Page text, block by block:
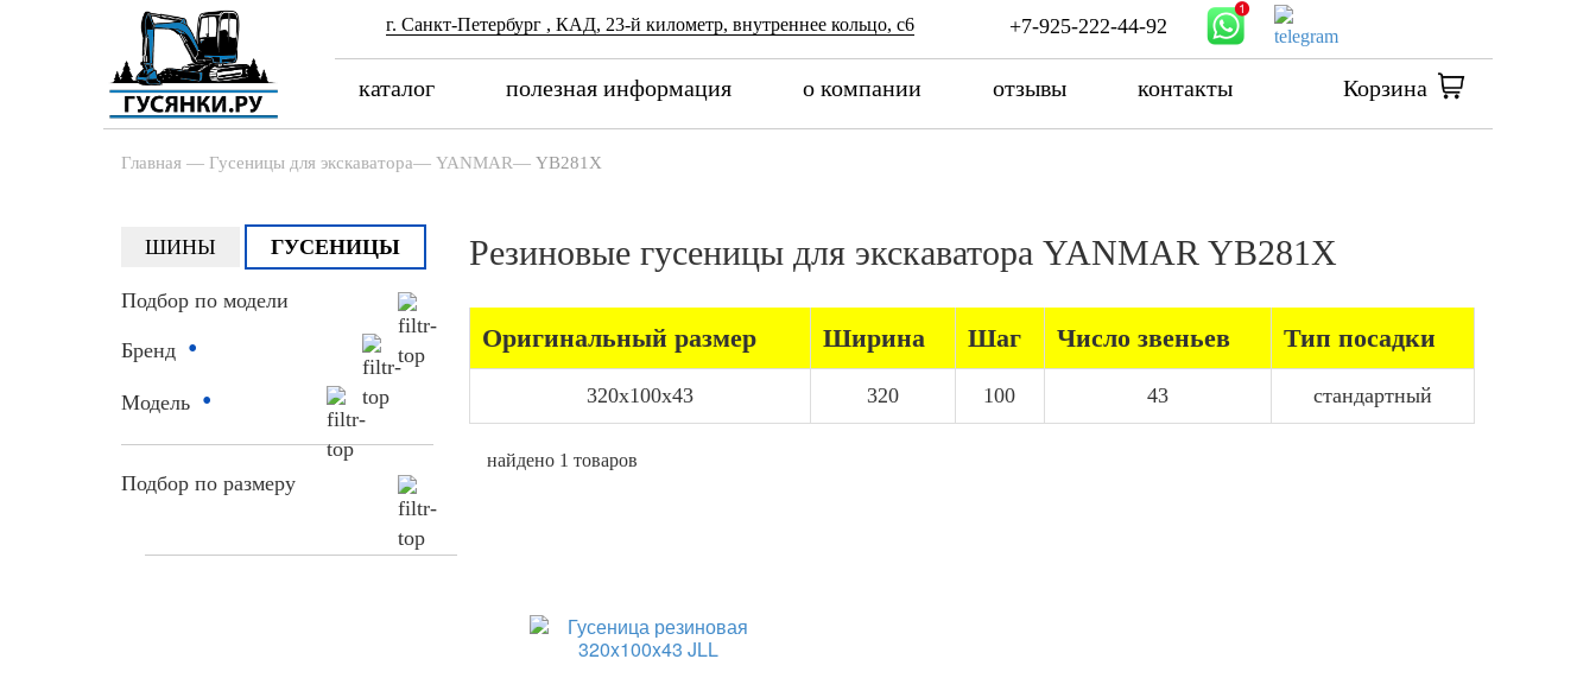
г. Санкт-Петербург , КАД, 23-й километр, внутреннее кольцо, с6 +7-925-222-44-92
каталог полезная информация о компании отзывы контакты Корзина
Главная — Гусеницы для экскаватора— YANMAR— YB281X
ШИНЫ ГУСЕНИЦЫ
Подбор по модели
Бренд •
Модель •
Подбор по размеру
Резиновые гусеницы для экскаватора YANMAR YB281X
Оригинальный размер Ширина Шаг Число звеньев Тип посадки
320x100x43 320 100 43 стандартный
найдено 1 товаров